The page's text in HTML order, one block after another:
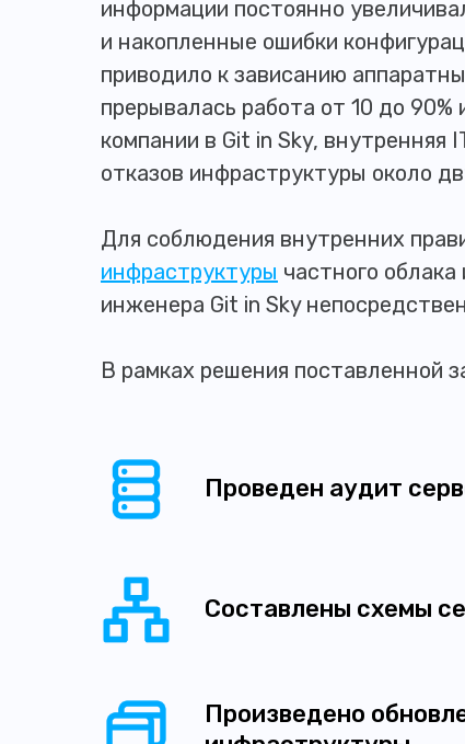
информации постоянно
и накопленные ошибки
приводило к зависанию
прерывалась работа от 10 до
компании в Git in Sky,
отказов инфраструктуры около
Для соблюдения внутренних
инфраструктуры частного
инженера Git in Sky
В рамках решения поставленной
Проведен аудит
Составлены схемы
Произведено